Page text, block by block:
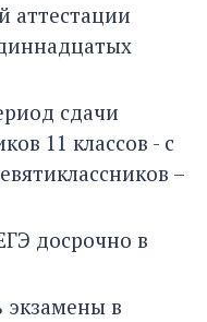
аттестации
сдачи
11 классов - с
–
досрочно в
экзамены в